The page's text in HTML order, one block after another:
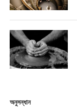
অনুসন্ধান